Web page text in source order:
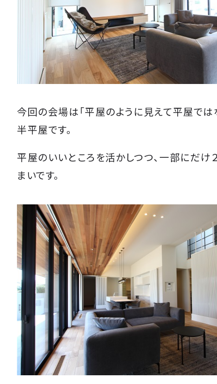
今回の会場は「平屋のように見えて平屋では
半平屋です。
平屋のいいところを活かしつつ、一部にだけ
まいです。